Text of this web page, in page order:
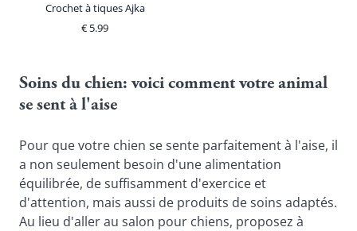
Crochet à tiques Ajka
€ 5.99
Soins du chien: voici comment votre animal
se sent à l'aise
Pour que votre chien se sente parfaitement à l'aise, il
a non seulement besoin d'une alimentation
équilibrée, de suffisamment d'exercice et
d'attention, mais aussi de produits de soins adaptés.
Au lieu d'aller au salon pour chiens, proposez à